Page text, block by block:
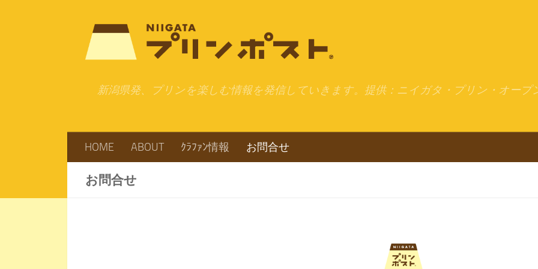
新潟県発、プリンを楽しむ情報を発信していきます。提供：ニイガタ・プリン・オープ
HOME ABOUT ｸﾗﾌｧﾝ情報 お問合せ
お問合せ